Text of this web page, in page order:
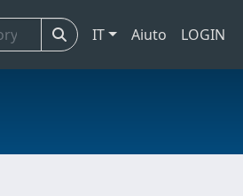
IT Aiuto LOGIN